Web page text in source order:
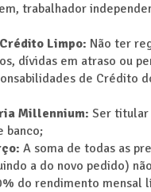
trabalhador
Limpo: Não ter
dívidas em atraso ou
de Crédito
Millennium: Ser titular
banco;
A soma de todas as
a do novo pedido)
do rendimento mensal